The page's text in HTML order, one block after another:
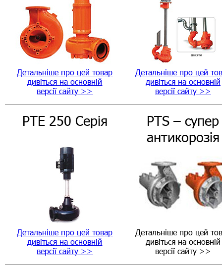
Детальніше про цей товар
дивіться на основній
версії сайту >>
Детальніше про цей
дивіться на основній
версії сайту >>
PTE 250 Серія
Детальніше про цей товар
дивіться на основній
версії сайту >>
PTS – супер
антикорозія
Детальніше про цей
дивіться на основній
версії сайту >>